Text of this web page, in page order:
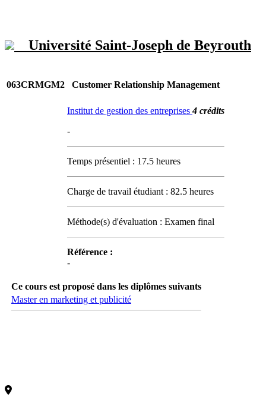
Université Saint-Joseph de Beyrouth
063CRMGM2 Customer Relationship Management
Institut de gestion des entreprises4 crédits
-
Temps présentiel : 17.5 heures
Charge de travail étudiant : 82.5 heures
Méthode(s) d'évaluation : Examen final
Référence :
-
Ce cours est proposé dans les diplômes suivants
Master en marketing et publicité